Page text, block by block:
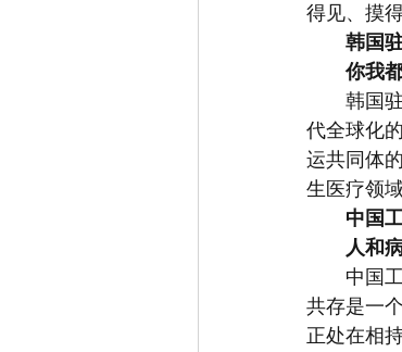
得见、摸
韩国
你我
韩国驻
代全球化
运共同体
生医疗领
中国
人和
中国工
共存是一
正处在相